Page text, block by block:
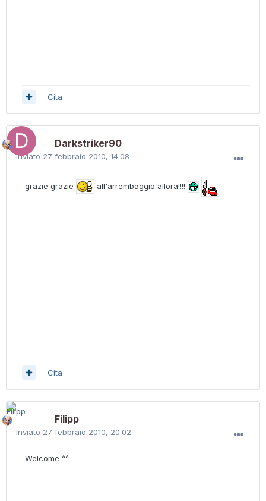
Cita
Darkstriker90
Inviato 27 febbraio 2010, 14:08
grazie grazie all'arrembaggio allora!!!!
Cita
Filipp
Inviato 27 febbraio 2010, 20:02
Welcome ^^